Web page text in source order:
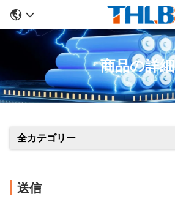
商品の詳細
全カテゴリー
送信